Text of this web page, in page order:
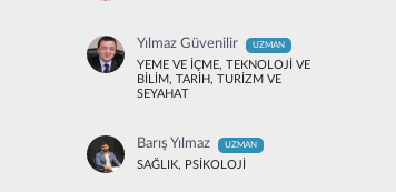
Yılmaz Güvenilir UZMAN
YEME VE İÇME, TEKNOLOJİ VE
BİLİM, TARİH, TURİZM VE
SEYAHAT
Barış Yılmaz UZMAN
SAĞLIK, PSİKOLOJİ